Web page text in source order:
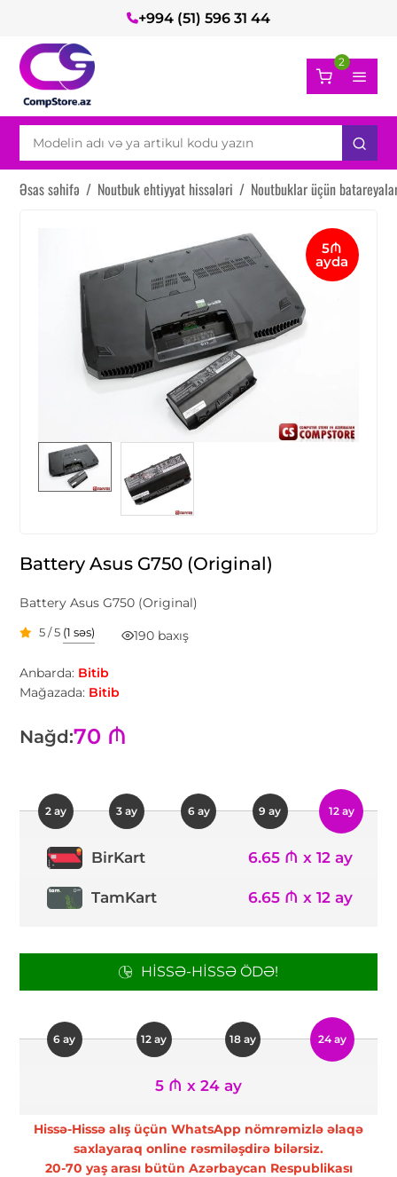
+994 (51) 596 31 44
2
Əsas səhifə / Noutbuk ehtiyyat hissələri / Noutbuklar üçün
5₼
ayda
Battery Asus G750 (Original)
Battery Asus G750 (Original)
5 / 5 (1 səs) 190 baxış
Anbarda: Bitib
Mağazada: Bitib
Nağd:70 ₼
2 ay 3 ay 6 ay 9 ay 12 ay
BirKart 6.65 ₼ x 12 ay
TamKart 6.65 ₼ x 12 ay
HISSƏ-HISSƏ ÖDƏ!
6 ay 12 ay 18 ay 24 ay
5 ₼ x 24 ay
Hissə-Hissə alış üçün WhatsApp nömrəmizlə əlaqə
saxlayaraq online rəsmiləşdirə bilərsiz.
20-70 yaş arası bütün Azərbaycan Respublikası